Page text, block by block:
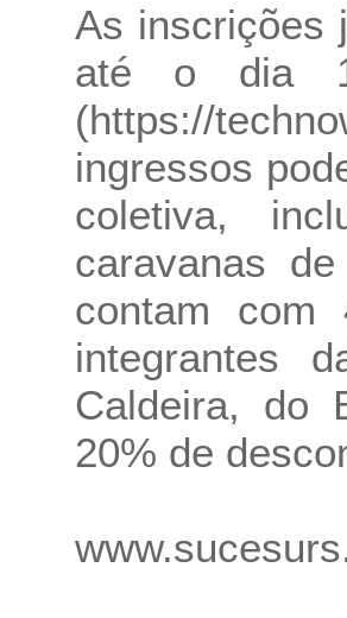
As inscrições
até o dia
(https://
ingressos
coletiva,
caravanas
contam com
integrantes
Caldeira, do
20% de